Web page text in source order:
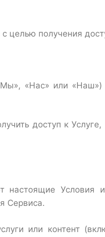
целью получения
«Нас» или «Наш»)
доступ к
Условия
Сервиса.
или контент